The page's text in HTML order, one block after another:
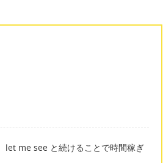
let me see と続けることで時間稼ぎ